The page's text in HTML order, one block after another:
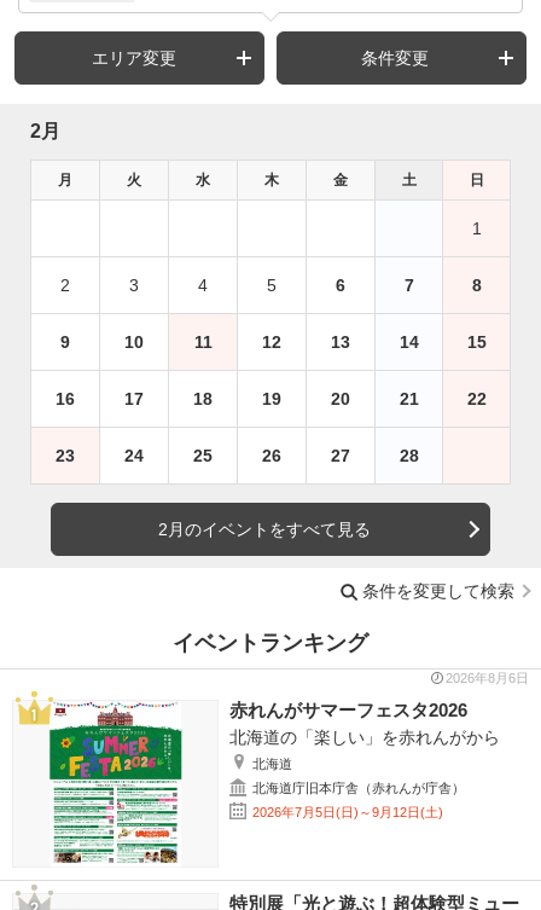
エリア変更 条件変更
2月
月 火 水 木 金 土 日
1
2 3 4 5 6 7 8
9 10 11 12 13 14 15
16 17 18 19 20 21 22
23 24 25 26 27 28
2月のイベントをすべて見る
条件を変更して検索
イベントランキング
2026年8月6日
赤れんがサマーフェスタ2026
北海道の「楽しい」を赤れんがから
北海道
北海道庁旧本庁舎（赤れんが庁舎）
2026年7月5日(日)～9月12日(土)
特別展「光と遊ぶ！超体験型ミュー